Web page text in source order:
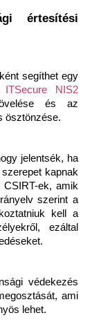
értesítési
segíthet egy
ITSecure NIS2
és az
ösztönzése.
jelentsék, ha
kapnak
ek, amik
szerint a
kell a
ezáltal
védekezés
ami
lehet.